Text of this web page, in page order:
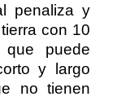
penaliza y
con 10
puede
y largo
no tienen